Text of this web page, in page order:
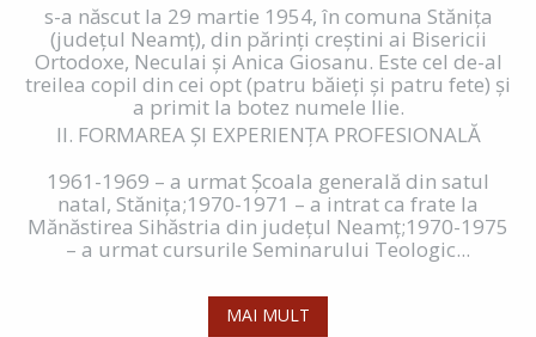
s-a născut la 29 martie 1954, în comuna Stăniţa
(judeţul Neamţ), din părinţi creştini ai Bisericii
Ortodoxe, Neculai şi Anica Giosanu. Este cel de-al
treilea copil din cei opt (patru băieţi şi patru fete) şi
a primit la botez numele Ilie.
II. FORMAREA ŞI EXPERIENŢA PROFESIONALĂ
1961-1969 – a urmat Şcoala generală din satul
natal, Stăniţa;1970-1971 – a intrat ca frate la
Mănăstirea Sihăstria din judeţul Neamţ;1970-1975
– a urmat cursurile Seminarului Teologic...
MAI MULT